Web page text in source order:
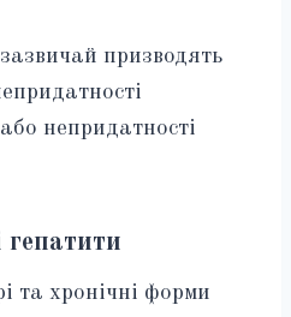
призводять
непридатності
гепатити
та хронічні форми